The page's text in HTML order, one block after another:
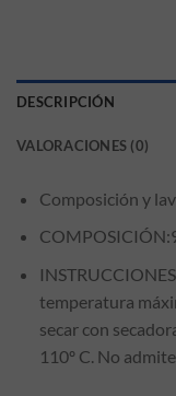
DESCRIPCIÓN
VALORACIONES (0)
Composición y
temperatura
secar con
110º C. No